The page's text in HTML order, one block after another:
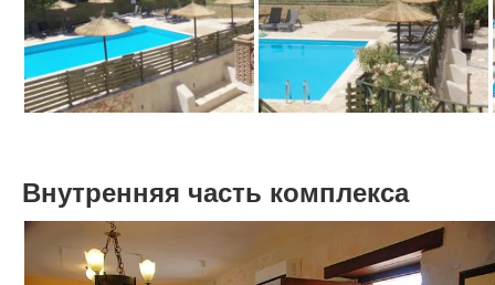
Внутренняя часть комплекса